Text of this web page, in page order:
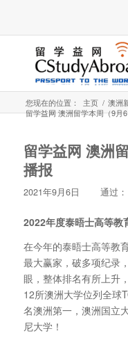
您现在的位置： 主页 / 澳洲
留学益网 澳洲留学本周（9月
留学益网 澳洲
播报
2021年9月6日 通过：
2022年度泰晤士高等教
在今年的泰晤士高等教
最大赢家，破多项纪录
眼，整体排名有所上升
12所澳洲大学位列全球
名澳洲第一，澳洲国立
尼大学！